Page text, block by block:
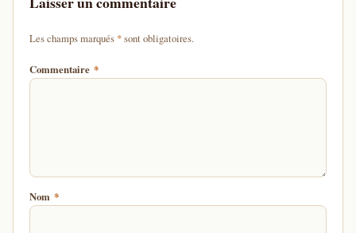
Les champs marqués *d'un astérisque
sont obligatoires.
Commentaire *
Nom *